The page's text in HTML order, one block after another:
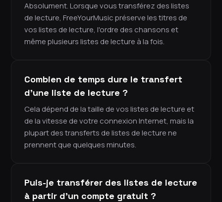
Absolument. Lorsque vous transférez des listes
de lecture, FreeYourMusic préserve les titres de
vos listes de lecture, l'ordre des chansons et
même plusieurs listes de lecture à la fois.
Combien de temps dure le transfert
d'une liste de lecture ?
Cela dépend de la taille de vos listes de lecture et
de la vitesse de votre connexion Internet, mais la
plupart des transferts de listes de lecture ne
prennent que quelques minutes.
Puis-je transférer des listes de lecture
à partir d'un compte gratuit ?